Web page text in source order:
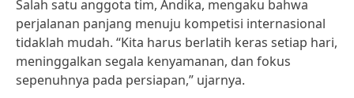
Salah satu anggota tim, Andika, mengaku bahwa
perjalanan panjang menuju kompetisi internasional
tidaklah mudah. “Kita harus berlatih keras setiap hari,
meninggalkan segala kenyamanan, dan fokus
sepenuhnya pada persiapan,” ujarnya.